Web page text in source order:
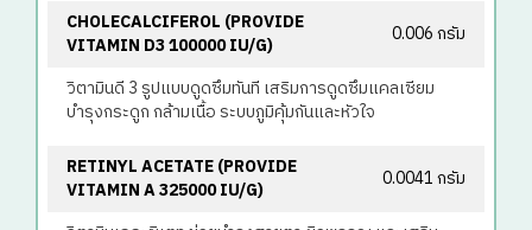
CHOLECALCIFEROL (PROVIDE
VITAMIN D3 100000 IU/G)
0.006 กรัม
วิตามินดี 3 รูปแบบดูดซึมทันที เสริมการดูดซึมแคลเซียม
บำรุงกระดูก กล้ามเนื้อ ระบบภูมิคุ้มกันและหัวใจ
RETINYL ACETATE (PROVIDE
VITAMIN A 325000 IU/G)
0.0041 กรัม